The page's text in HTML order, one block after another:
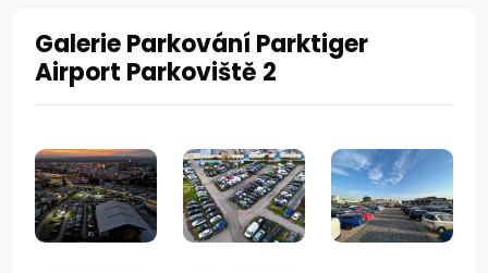
Galerie Parkování Parktiger
Airport Parkoviště 2